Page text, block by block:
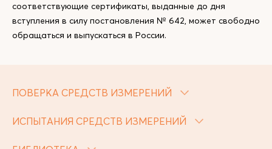
соответствующие сертификаты, выданные до дня
вступления в силу постановления № 642, может свободно
обращаться и выпускаться в России.
ПОВЕРКА СРЕДСТВ ИЗМЕРЕНИЙ
ИСПЫТАНИЯ СРЕДСТВ ИЗМЕРЕНИЙ